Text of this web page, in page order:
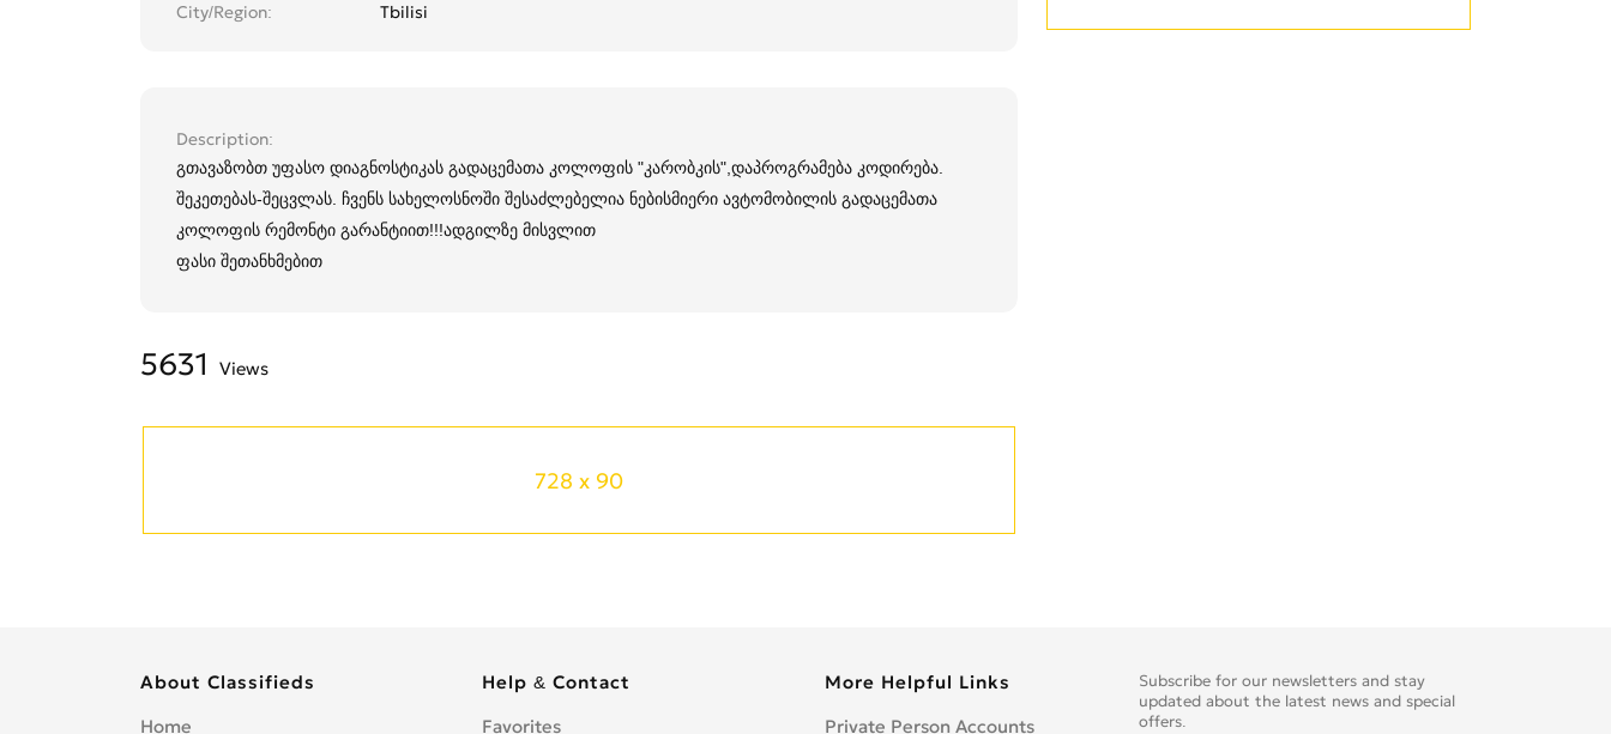
City/Region Tbilisi
Description
გთავაზობთ უფასო დიაგნოსტიკას გადაცემათა კოლოფის "კარობკის",დაპროგრამება კოდირება.
შეკეთებას-შეცვლას. ჩვენს სახელოსნოში შესაძლებელია ნებისმიერი ავტომობილის გადაცემათა
კოლოფის რემონტი გარანტიით!!!ადგილზე მისვლით
ფასი შეთანხმებით
5631 Views
728 x 90
Subscribe for our newsletters and stay
updated about the latest news and special
offers.
About Classifieds
Home
Help & Contact
Favorites
More Helpful Links
Private Person Accounts